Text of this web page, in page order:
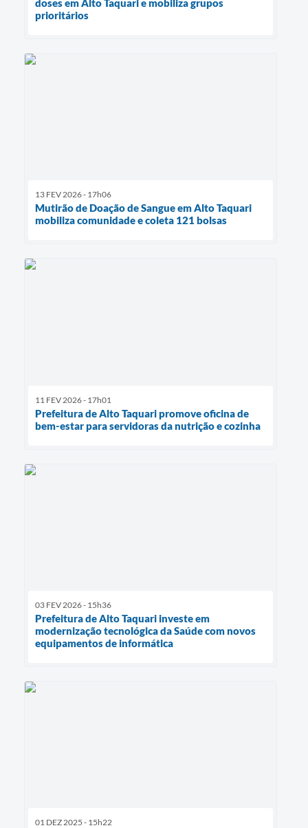
doses em Alto Taquari e mobiliza grupos
prioritários
13 FEV 2026 - 17h06
Mutirão de Doação de Sangue em Alto Taquari
mobiliza comunidade e coleta 121 bolsas
11 FEV 2026 - 17h01
Prefeitura de Alto Taquari promove oficina de
bem-estar para servidoras da nutrição e cozinha
03 FEV 2026 - 15h36
Prefeitura de Alto Taquari investe em
modernização tecnológica da Saúde com novos
equipamentos de informática
01 DEZ 2025 - 15h22